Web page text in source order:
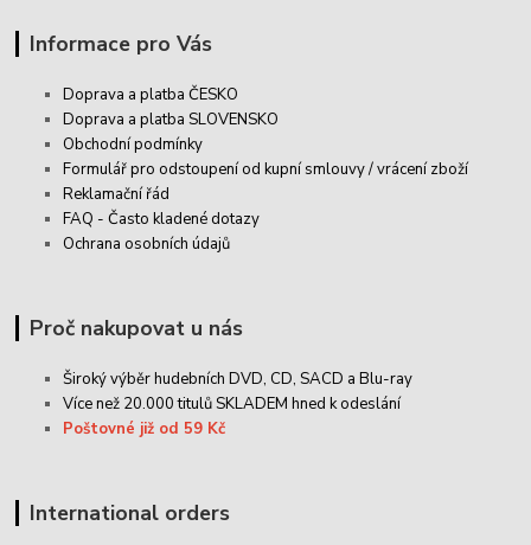
Informace pro Vás
Doprava a platba ČESKO
Doprava a platba SLOVENSKO
Obchodní podmínky
Formulář pro odstoupení od kupní smlouvy / vrácení zboží
Reklamační řád
FAQ - Často kladené dotazy
Ochrana osobních údajů
Proč nakupovat u nás
Široký výběr hudebních DVD, CD,SACD a Blu-ray
Více než 20.000 titulů SKLADEM hned k odeslání
Poštovné již od 59 Kč
International orders